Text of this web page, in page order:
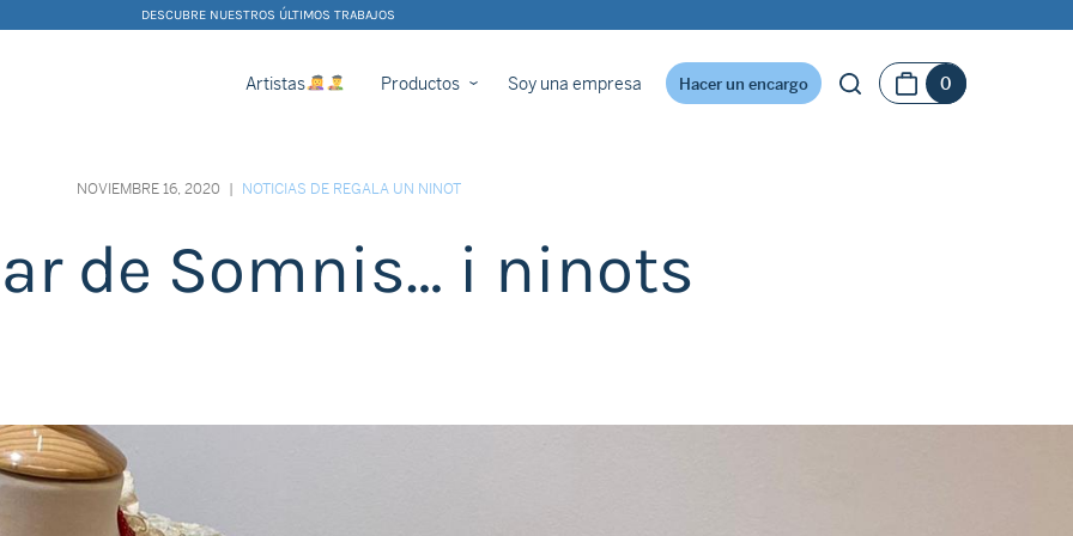
DESCUBRE NUESTROS ÚLTIMOS TRABAJOS
Artistas Productos Soy una empresa Hacer un encargo 0
NOVIEMBRE 16, 2020 | NOTICIAS DE REGALA UN NINOT
de Somnis… i ninots